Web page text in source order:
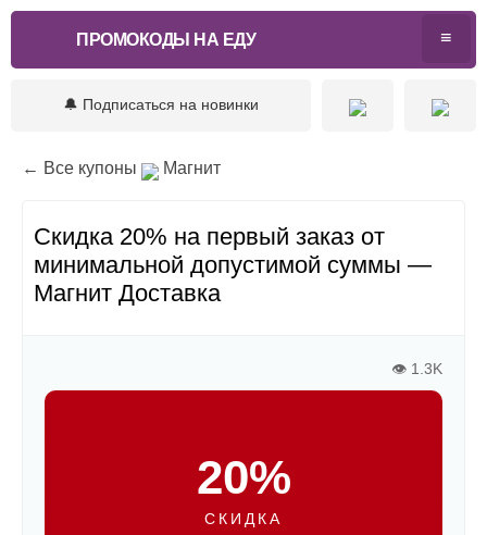
ПРОМОКОДЫ НА ЕДУ
🔔 Подписаться на новинки
← Все купоны Магнит
Скидка 20% на первый заказ от
минимальной допустимой суммы —
Магнит Доставка
👁 1.3K
20%
СКИДКА